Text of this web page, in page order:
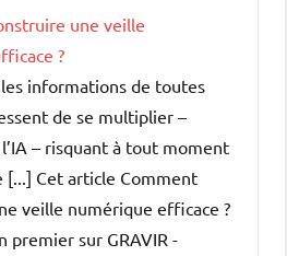
une veille
?
les informations de toutes
de se multiplier –
– risquant à tout moment
[...] Cet article Comment
veille numérique efficace ?
premier sur GRAVIR -